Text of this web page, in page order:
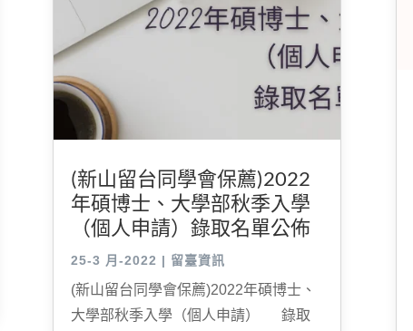
(新山留台同學會保薦)2022
年碩博士、大學部秋季入學
（個人申請）錄取名單公佈
25-3 月-2022 | 留臺資訊
(新山留台同學會保薦)2022年碩博士、
大學部秋季入學（個人申請） 錄取